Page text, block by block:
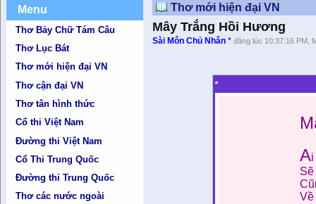
Menu
Thơ Bảy Chữ Tám Câu
Thơ Lục Bát
Thơ mới hiện đại VN
Thơ cận đại VN
Thơ tân hình thức
Cổ thi Việt Nam
Đường thi Việt Nam
Cổ Thi Trung Quốc
Đường thi Trung Quốc
Thơ các nước ngoài
Thơ mới hiện đại VN
Mây Trắng Hồi Hương
Sài Môn Chủ Nhân *đăng lúc 10:37:16 PM,
*
A